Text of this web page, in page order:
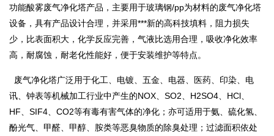
功能酸雾废气净化塔产品，主要用于玻璃钢/pp为材料的废气净化塔
设备，具有产品设计合理，并采用***新的高科技填料，阻力损失
少，比表面积大，化学反应完善，气液比选用合理，吸收净化效率
高，耐腐蚀，耐老化性能好，便于安装维护等特点。
废气净化塔广泛用于化工、电镀、五金、电器、医药、印染、电
讯、钟表等机械加工行业中产生的NOX、SO2、H2SO4、HCl、
HF、SIF4、CO2等有毒有害气体的净化；亦可适用于氨、硫化氢、
酚光气、甲醛、甲醇、胺类等恶臭物质的除臭处理；过滤面积依处